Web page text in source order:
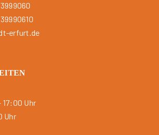
erfurt.de
17:00 Uhr
Uhr